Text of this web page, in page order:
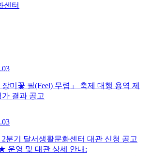
센터
장미꽃 필(Feel) 무렵」 축제 대행 용역 제
가 결과 공고
2분기 달서생활문화센터 대관 신청 공고
운영 및 대관 상세 안내: